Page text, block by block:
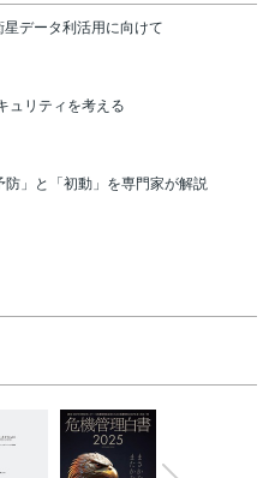
データ利活用に向けて
ュリティを考える
防」と「初動」を専門家が解説